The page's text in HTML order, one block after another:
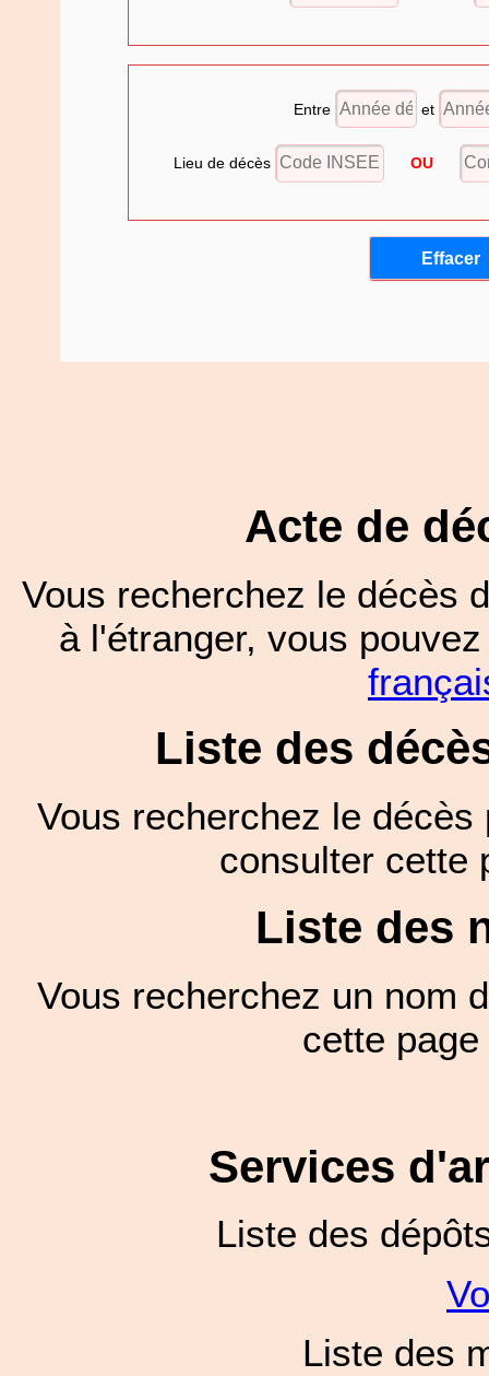
Entre et
Lieu de décès OU
Acte de
Vous recherchez le décès
à l'étranger, vous
Liste des
Vous recherchez le
consulter
Liste des
Vous recherchez un nom
cette
Services
Liste des
Liste des